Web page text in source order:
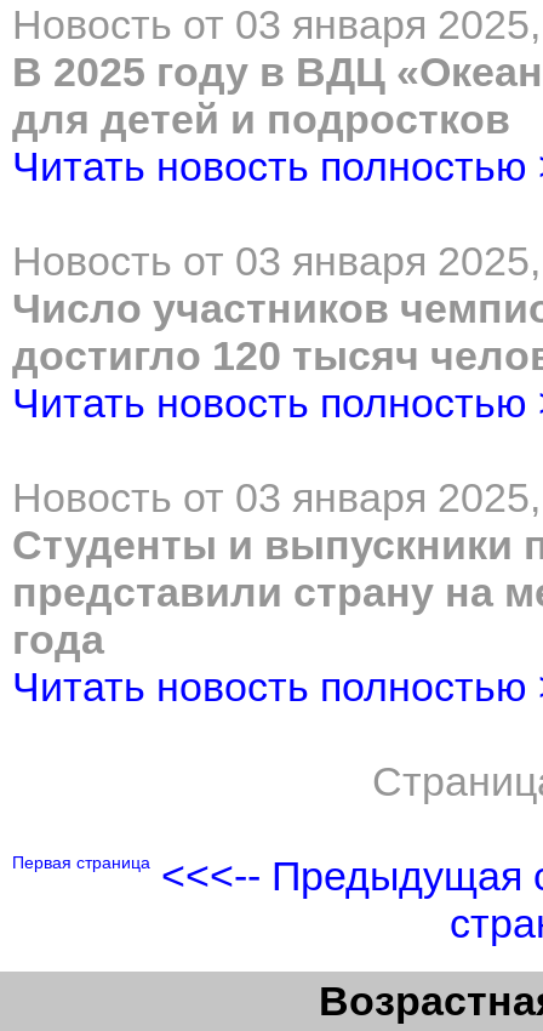
Новость от 03 января
В 2025 году в ВДЦ
для детей и подростков
Читать новость полностью
Новость от 03 января
Число участников
достигло 120 тысяч
Читать новость полностью
Новость от 03 января
Студенты и выпускники
представили страну на
года
Читать новость полностью
Первая страница
<<<-- Предыдущая